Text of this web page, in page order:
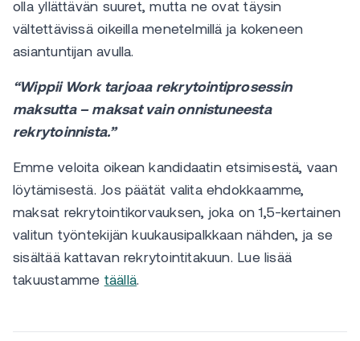
olla yllättävän suuret, mutta ne ovat täysin
vältettävissä oikeilla menetelmillä ja kokeneen
asiantuntijan avulla.
“Wippii Work tarjoaa rekrytointiprosessin
maksutta – maksat vain onnistuneesta
rekrytoinnista.”
Emme veloita oikean kandidaatin etsimisestä, vaan
löytämisestä. Jos päätät valita ehdokkaamme,
maksat rekrytointikorvauksen, joka on 1,5-kertainen
valitun työntekijän kuukausipalkkaan nähden, ja se
sisältää kattavan rekrytointitakuun. Lue lisää
takuustamme täällä.